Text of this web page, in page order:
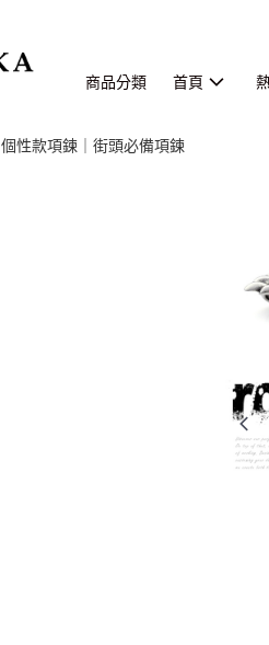
商品分類 首頁
個性款項鍊｜街頭必備項鍊